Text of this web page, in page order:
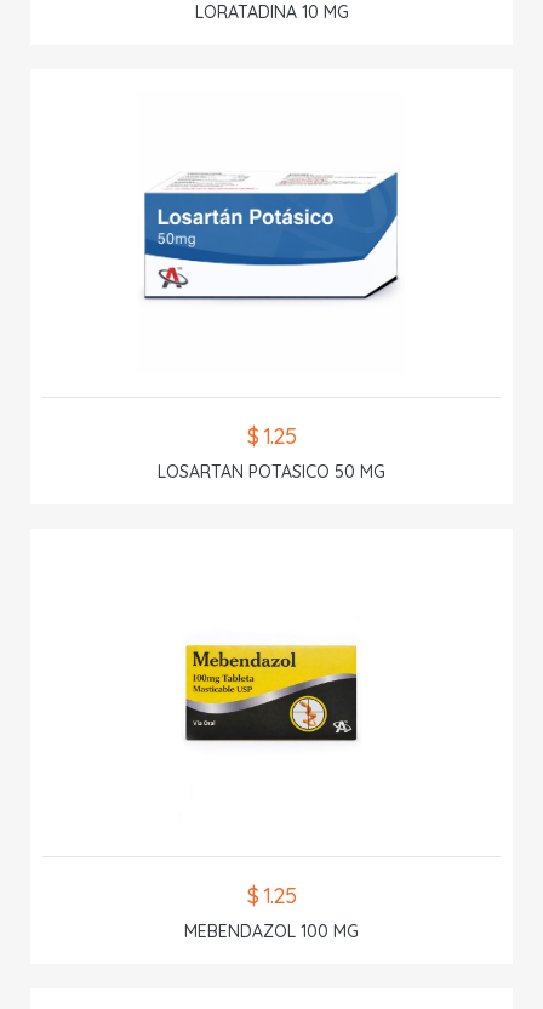
LORATADINA 10 MG
$ 1.25
LOSARTAN POTASICO 50 MG
$ 1.25
MEBENDAZOL 100 MG